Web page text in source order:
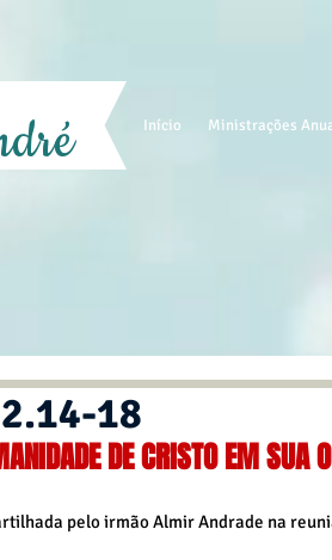
Início Ministrações
18
DE CRISTO EM SUA
pelo irmão Almir Andrade na